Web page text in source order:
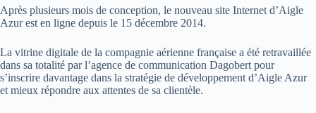
Après plusieurs mois de conception, le nouveau site Internet d’Aigle
Azur est en ligne depuis le 15 décembre 2014.
La vitrine digitale de la compagnie aérienne française a été retravaillée
dans sa totalité par l’agence de communication Dagobert pour
s’inscrire davantage dans la stratégie de développement d’Aigle Azur
et mieux répondre aux attentes de sa clientèle.